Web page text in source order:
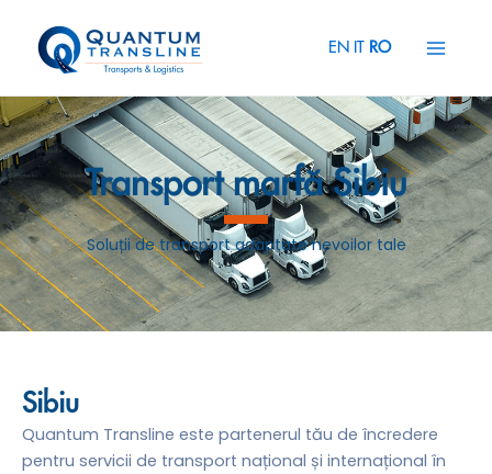
content
EN IT RO
Transport marfă Sibiu
Soluții de transport adaptate nevoilor tale
Sibiu
Quantum Transline este partenerul tău de încredere
pentru servicii de transport național și internațional în